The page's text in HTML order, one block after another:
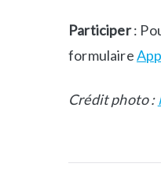
c
u
t
Participer:
formulaire
Crédit photo :